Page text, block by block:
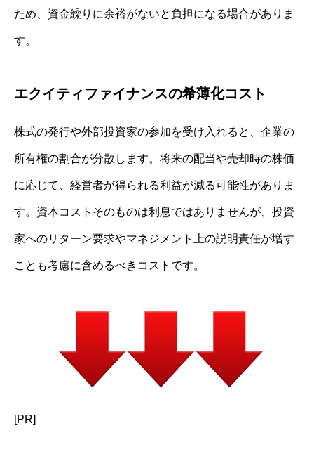
ため、資金繰りに余裕がないと負担になる場合がありま
す。
エクイティファイナンスの希薄化コスト
株式の発行や外部投資家の参加を受け入れると、企業の
所有権の割合が分散します。将来の配当や売却時の株価
に応じて、経営者が得られる利益が減る可能性がありま
す。資本コストそのものは利息ではありませんが、投資
家へのリターン要求やマネジメント上の説明責任が増す
ことも考慮に含めるべきコストです。
[PR]